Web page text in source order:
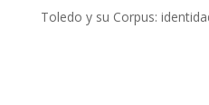
Toledo y su Corpus: